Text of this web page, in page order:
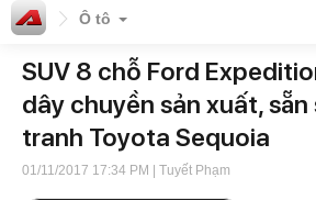
Ô tô
SUV 8 chỗ Ford
dây chuyền sản xuất,
tranh Toyota Sequoia
01/11/2017 17:34 PM | Tuyết Phạm